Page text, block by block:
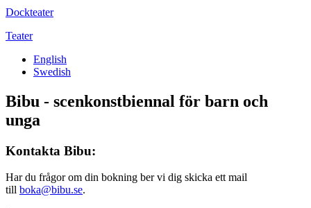
Dockteater
Teater
English
Swedish
Bibu - scenkonstbiennal för barn och
unga
Kontakta Bibu:
Har du frågor om din bokning ber vi dig skicka ett mail
till boka@bibu.se.